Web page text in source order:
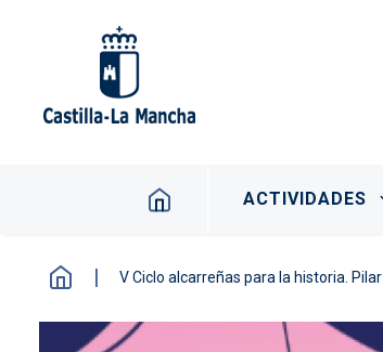
NavegaciónACTIVIDADES
V Ciclo alcarreñas para la historia.